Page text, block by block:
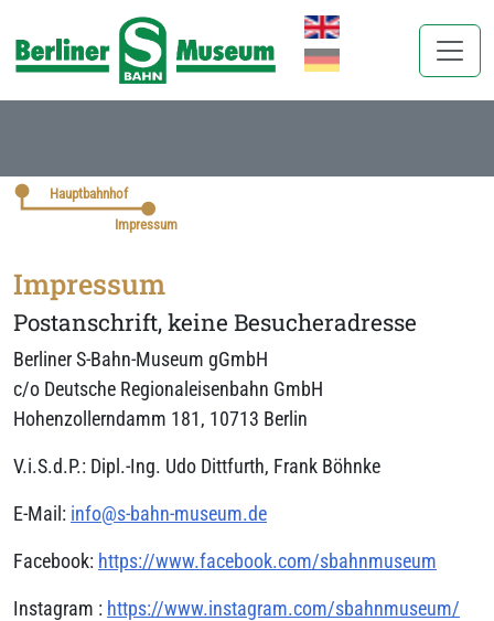
Sprache auswählen
Hauptbahnhof
Impressum
Impressum
Postanschrift, keine Besucheradresse
Berliner S-Bahn-Museum gGmbH
c/o Deutsche Regionaleisenbahn GmbH
Hohenzollerndamm 181, 10713 Berlin
V.i.S.d.P.: Dipl.-Ing. Udo Dittfurth, Frank Böhnke
E-Mail: info@s-bahn-museum.de
Facebook: https://www.facebook.com/sbahnmuseum
Instagram : https://www.instagram.com/sbahnmuseum/